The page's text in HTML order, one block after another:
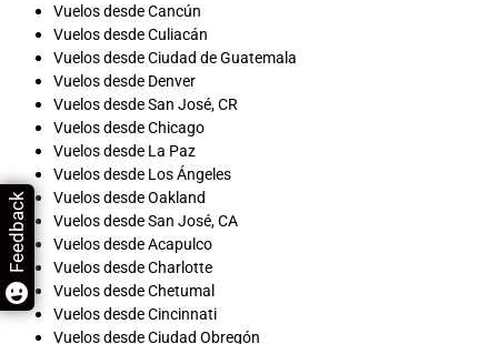
Vuelos desde Cancún
Vuelos desde Culiacán
Vuelos desde Ciudad de Guatemala
Vuelos desde Denver
Vuelos desde San José, CR
Vuelos desde Chicago
Vuelos desde La Paz
Vuelos desde Los Ángeles
Vuelos desde Oakland
Vuelos desde San José, CA
Vuelos desde Acapulco
Vuelos desde Charlotte
Vuelos desde Chetumal
Vuelos desde Cincinnati
Vuelos desde Ciudad Obregón
Feedback